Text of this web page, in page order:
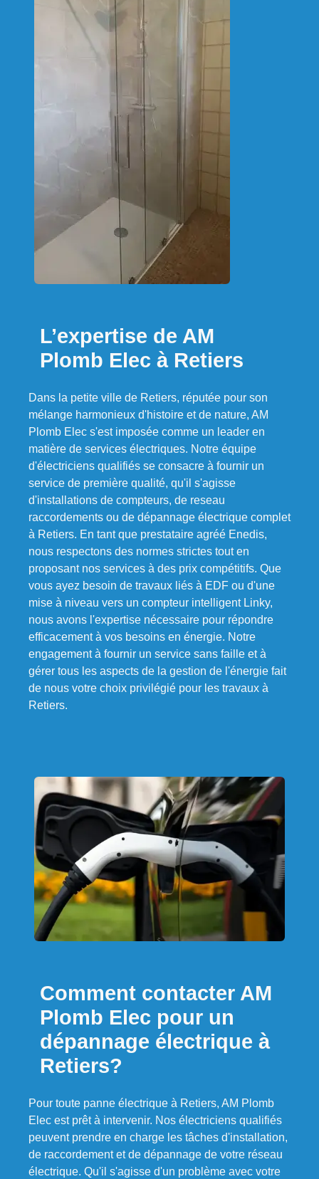
L’expertise de AM
Plomb Elec à Retiers
Dans la petite ville de Retiers, réputée pour son
mélange harmonieux d'histoire et de nature, AM
Plomb Elec s'est imposée comme un leader en
matière de services électriques. Notre équipe
d'électriciens qualifiés se consacre à fournir un
service de première qualité, qu'il s'agisse
d'installations de compteurs, de reseau
raccordements ou de dépannage électrique complet
à Retiers. En tant que prestataire agréé Enedis,
nous respectons des normes strictes tout en
proposant nos services à des prix compétitifs. Que
vous ayez besoin de travaux liés à EDF ou d'une
mise à niveau vers un compteur intelligent Linky,
nous avons l'expertise nécessaire pour répondre
efficacement à vos besoins en énergie. Notre
engagement à fournir un service sans faille et à
gérer tous les aspects de la gestion de l'énergie fait
de nous votre choix privilégié pour les travaux à
Retiers.
Comment contacter AM
Plomb Elec pour un
dépannage électrique à
Retiers?
Pour toute panne électrique à Retiers, AM Plomb
Elec est prêt à intervenir. Nos électriciens qualifiés
peuvent prendre en charge les tâches d'installation,
de raccordement et de dépannage de votre réseau
électrique. Qu'il s'agisse d'un problème avec votre